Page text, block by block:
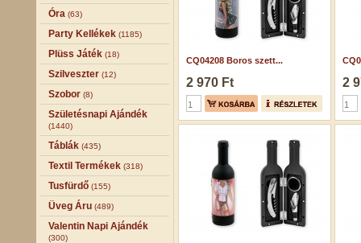
Óra (63)
Party Kellékek (1185)
Plüss Játék (18)
Szilveszter (12)
Szobor (8)
Születésnapi Ajándék
(1440)
Táblák (435)
Textil Termékek (318)
Tusfürdő (155)
Üveg Áru (489)
Valentin Napi Ajándék
(300)
CQ04208 Boros szett...
2 970 Ft 2